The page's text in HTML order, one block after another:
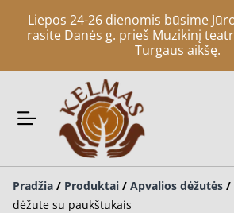
Liepos 24-26 dienomis būsime
rasite Danės g. prieš Muzikinį
Turgaus aikšę.
Pradžia / Produktai / Apvalios dėžutės /
dėžute su paukštukais